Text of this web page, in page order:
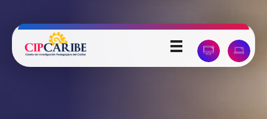
Universidad Pedagógica del Caribe